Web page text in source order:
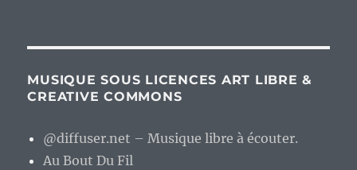
MUSIQUE SOUS LICENCES ART LIBRE &
CREATIVE COMMONS
@diffuser.net – Musique libre à écouter.
Au Bout Du Fil